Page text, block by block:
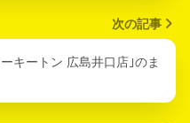
次の記事
キートン 広島井口店｣のま